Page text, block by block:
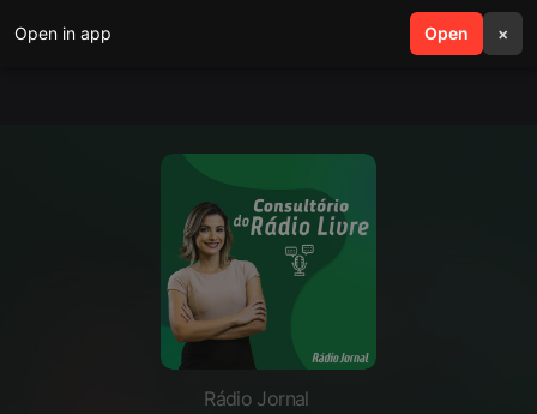
Open in app Open ×
search menu
Rádio Jornal